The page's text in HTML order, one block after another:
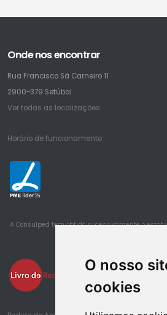
O nosso
cookies
Onde nos encontrar
Rua Francisco Sá Carneiro 11
2900-379 Setúbal
Ver todas as localizações
Horário de funcionamento
25
A Consulped tem obtido sucessivamente o